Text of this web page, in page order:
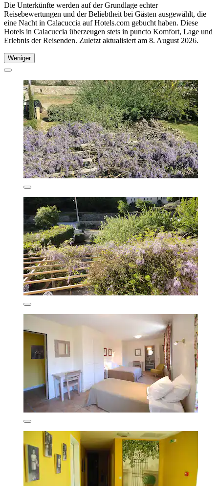
Die Unterkünfte werden auf der Grundlage echter
Reisebewertungen und der Beliebtheit bei Gästen ausgewählt, die
eine Nacht in Calacuccia auf Hotels.com gebucht haben. Diese
Hotels in Calacuccia überzeugen stets in puncto Komfort, Lage und
Erlebnis der Reisenden. Zuletzt aktualisiert am 8. August 2026.
Weniger